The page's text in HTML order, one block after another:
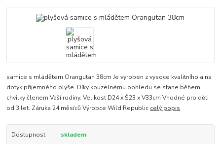
samice s mládětem Orangutan 38cm Je vyroben z vysoce kvalitního a na
dotyk příjemného plyše. Díky kouzelnému pohledu se stane během
chvilky členem Vaší rodiny. Velikost D24 x Š23 x V33cm Vhodné pro děti
od 3 let. Záruka 24 měsíců Výrobce Wild Republic celý popis
Dostupnost skladem